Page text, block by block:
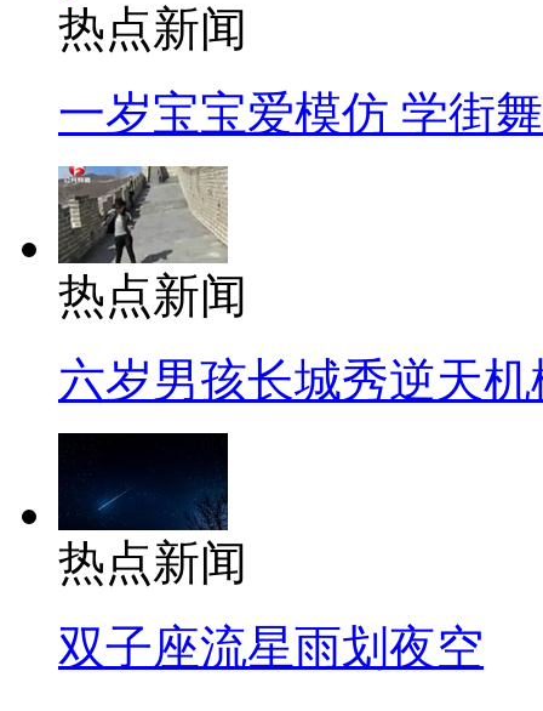
热点新闻
一岁宝宝爱模仿 学街
热点新闻
六岁男孩长城秀逆天机
热点新闻
双子座流星雨划夜空